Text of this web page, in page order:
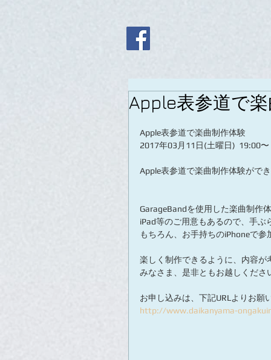
Apple表参道で
Apple表参道で楽曲制作体験
2017年03月11日(土曜日)  19:00〜
Apple表参道で楽曲制作体験がで
GarageBandを使用した楽曲制作
iPad等のご用意もあるので、手ぶ
もちろん、お手持ちのiPhoneで
楽しく制作できるように、内容が
みなさま、是非ともお越しくださ
お申し込みは、下記URLよりお願
http://www.daikanyama-